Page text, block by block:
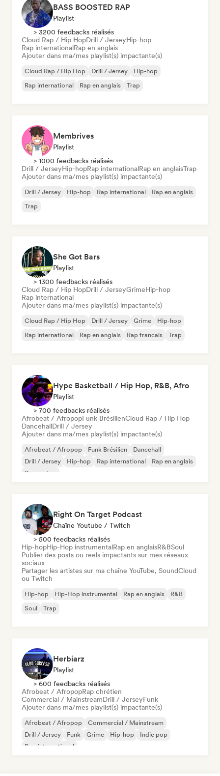
BASS BOOSTED RAP
Playlist
> 3200 feedbacks réalisés
Cloud Rap / Hip HopDrill / JerseyHip-hop
Rap internationalRap en anglais
Ajouter dans ma/mes playlist(s) impactante(s)
Cloud Rap / Hip Hop Drill / Jersey
Hip-hop
Rap international
Rap en anglais Trap
Membrives
Playlist
> 1000 feedbacks réalisés
Drill / JerseyHip-hopRap internationalRap en anglaisTrap
Ajouter dans ma/mes playlist(s) impactante(s)
Drill / Jersey Hip-hop Rap international
Rap en anglais
Trap
She Got Bars
Playlist
> 1300 feedbacks réalisés
Cloud Rap / Hip HopDrill / JerseyGrimeHip-hop
Rap international
Ajouter dans ma/mes playlist(s) impactante(s)
Cloud Rap / Hip Hop Drill / Jersey Grime
Hip-hop
Rap international
Rap en anglais Rap francais Trap
Hype Basketball / Hip Hop, R&B, Afro
Playlist
> 700 feedbacks réalisés
Afrobeat / AfropopFunk BrésilienCloud Rap / Hip Hop
DancehallDrill / Jersey
Ajouter dans ma/mes playlist(s) impactante(s)
Afrobeat / Afropop Funk Brésilien
Dancehall
Drill / Jersey
Hip-hop Rap international
Rap en anglais
Reggaeton
Right On Target Podcast
Chaîne Youtube / Twitch
> 500 feedbacks réalisés
Hip-hopHip-Hop instrumentalRap en anglaisR&BSoul
Publier des posts ou reels impactants sur mes réseaux
sociaux
Partager les artistes sur ma chaîne YouTube, SoundCloud
ou Twitch
Hip-hop Hip-Hop instrumental Rap en anglais
R&B
Soul
Trap
Herbiarz
Playlist
> 600 feedbacks réalisés
Afrobeat / AfropopRap chrétien
Commercial / MainstreamDrill / JerseyFunk
Ajouter dans ma/mes playlist(s) impactante(s)
Afrobeat / Afropop
Commercial / Mainstream
Drill / Jersey
Funk Grime Hip-hop
Indie pop
Pop international